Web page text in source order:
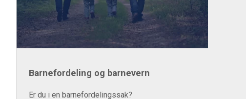
Barnefordeling og barnevern
Er du i en barnefordelingssak?